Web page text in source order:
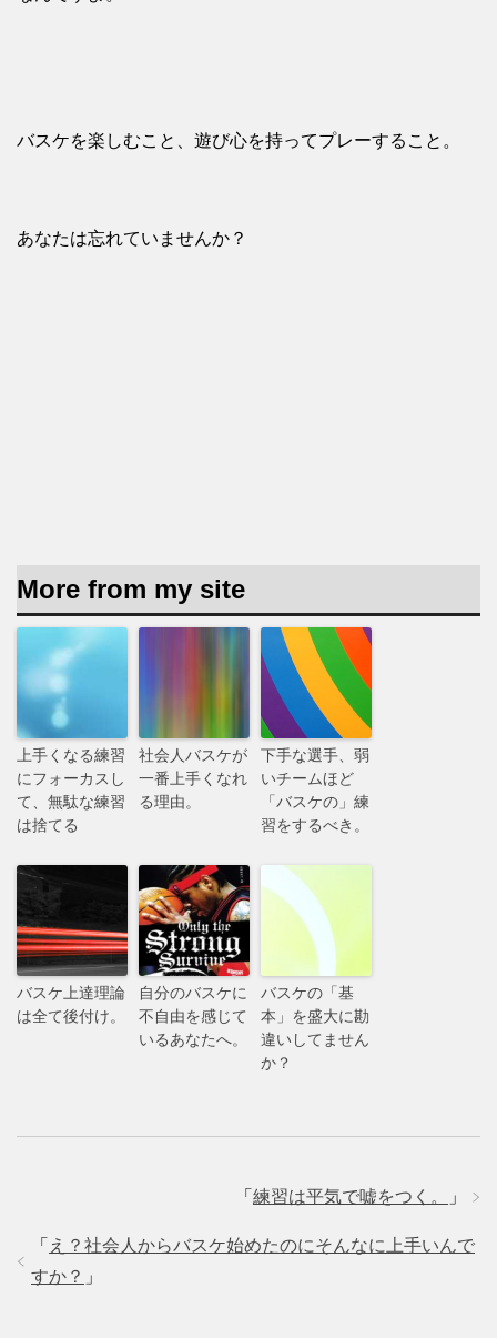
バスケを楽しむこと、遊び心を持ってプレーすること。
あなたは忘れていませんか？
More from my site
上手くなる練習
にフォーカスし
て、無駄な練習
は捨てる
社会人バスケが
一番上手くなれ
る理由。
下手な選手、弱
いチームほど
「バスケの」練
習をするべき。
バスケ上達理論
は全て後付け。
自分のバスケに
不自由を感じて
いるあなたへ。
バスケの「基
本」を盛大に勘
違いしてません
か？
「 練習は平気で嘘をつく。 」
「 え？社会人からバスケ始めたのにそんなに上手いんで
すか？ 」